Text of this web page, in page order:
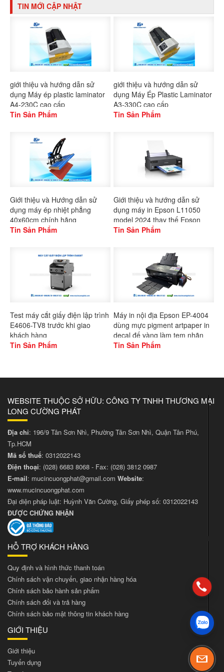
TIN MỚI CẬP NHẬT
giới thiệu và hướng dẫn sử
dụng Máy ép plastic laminator
A4-230C cao cấp
Tin Sản Phẩm
giới thiệu và hướng dẫn sử
dụng Máy Ép Plastic Laminator
A3-330C cao cấp
Tin Sản Phẩm
Giới thiệu và Hướng dẫn sử
dụng máy ép nhiệt phẳng
40x60cm chính hãng
Gaoshang
Tin Sản Phẩm
Giới thiệu và hướng dẫn sử
dụng máy in Epson L11050
model 2024 thay thế Epson
L1300
Tin Sản Phẩm
Test máy cắt giấy điện lập trình
E4606-TV8 trước khi giao
khách hàng
Tin Sản Phẩm
Máy in nội địa Epson EP-4004
dùng mực pigment artpaper in
decal đế vàng làm tem nhãn
Tin Sản Phẩm
WEBSITE THUỘC SỞ HỮU: CÔNG TY TNHH THƯƠNG MẠI
LONG CƯỜNG PHÁT
Địa chỉ: 196/9 Tân Sơn Nhì, Phường Tân Sơn Nhì, Quận Tân Phú,
Tp.HCM
Mã số thuế: 0312022143
Điện thoại: (028) 6683 8068 - Fax: (028) 3812 0987
E-mail: mucincuongphat@gmail.com Website:
www.mucincuongphat.com
Đại diện pháp luật: Huỳnh Văn Cường, Giấy phép số: 0312022143
ĐƯỢC CHỨNG NHẬN
HỖ TRỢ KHÁCH HÀNG
Quy định và hình thức thanh toán
Chính sách vận chuyển, giao nhận hàng hóa
Chính sách bảo hành sản phẩm
Chính sách đổi và trả hàng
Chính sách bảo mật thông tin khách hàng
GIỚI THIỆU
Giới thiệu
Tuyển dụng